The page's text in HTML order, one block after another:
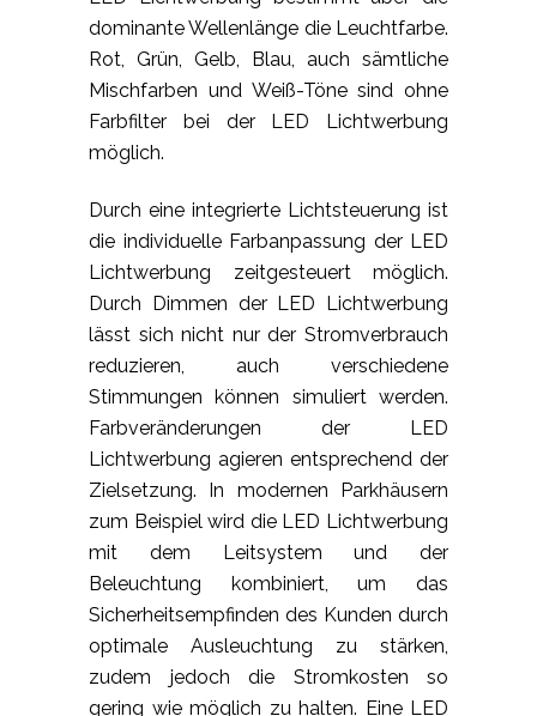
dominante Wellenlänge die Leuchtfarbe.
Rot, Grün, Gelb, Blau, auch sämtliche
Mischfarben und Weiß-Töne sind ohne
Farbfilter bei der LED Lichtwerbung
möglich.
Durch eine integrierte Lichtsteuerung ist
die individuelle Farbanpassung der LED
Lichtwerbung zeitgesteuert möglich.
Durch Dimmen der LED Lichtwerbung
lässt sich nicht nur der Stromverbrauch
reduzieren, auch verschiedene
Stimmungen können simuliert werden.
Farbveränderungen der LED
Lichtwerbung agieren entsprechend der
Zielsetzung. In modernen Parkhäusern
zum Beispiel wird die LED Lichtwerbung
mit dem Leitsystem und der
Beleuchtung kombiniert, um das
Sicherheitsempfinden des Kunden durch
optimale Ausleuchtung zu stärken,
zudem jedoch die Stromkosten so
gering wie möglich zu halten. Eine LED